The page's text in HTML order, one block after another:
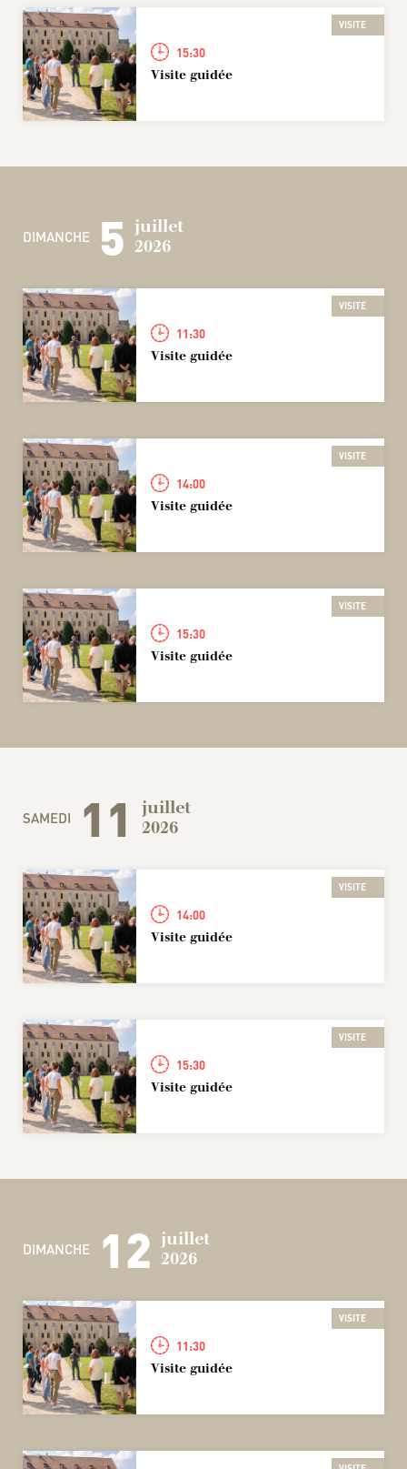
15:30
VISITE
Visite guidée
DIMANCHE 5 juillet
2026
11:30
VISITE
Visite guidée
14:00
VISITE
Visite guidée
15:30
VISITE
Visite guidée
SAMEDI 11
juillet
2026
14:00
VISITE
Visite guidée
15:30
VISITE
Visite guidée
DIMANCHE 12 juillet
2026
11:30
VISITE
Visite guidée